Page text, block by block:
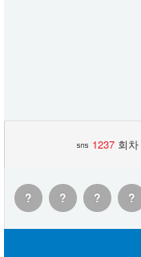
1237회차
? ? ? ?